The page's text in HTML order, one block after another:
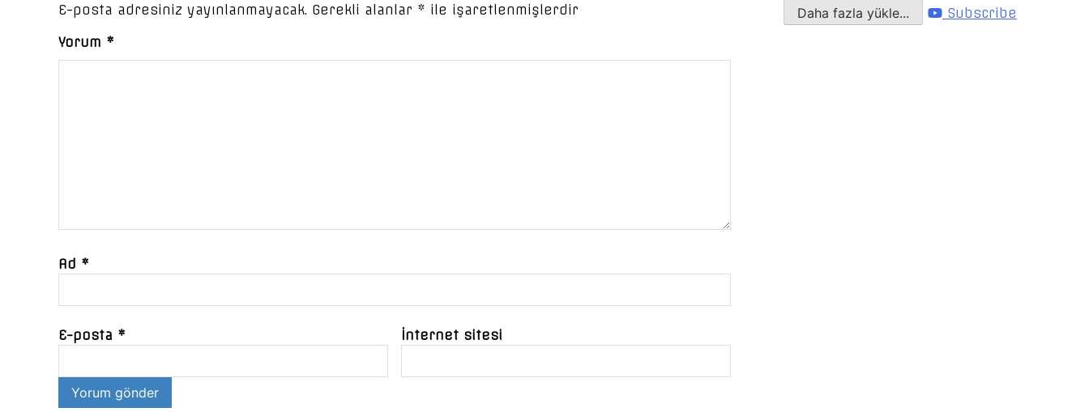
E-posta adresiniz yayınlanmayacak. Gerekli alanlar * ile işaretlenmişlerdir
Yorum *
Ad *
E-posta * İnternet sitesi
Daha fazla yükle... Subscribe